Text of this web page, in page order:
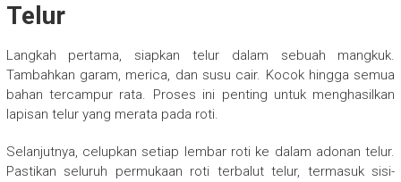
Telur
Langkah pertama, siapkan telur dalam sebuah mangkuk.
Tambahkan garam, merica, dan susu cair. Kocok hingga semua
bahan tercampur rata. Proses ini penting untuk menghasilkan
lapisan telur yang merata pada roti.
Selanjutnya, celupkan setiap lembar roti ke dalam adonan telur.
Pastikan seluruh permukaan roti terbalut telur, termasuk sisi-